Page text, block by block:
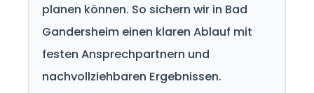
planen können. So sichern wir in Bad
Gandersheim einen klaren Ablauf mit
festen Ansprechpartnern und
nachvollziehbaren Ergebnissen.